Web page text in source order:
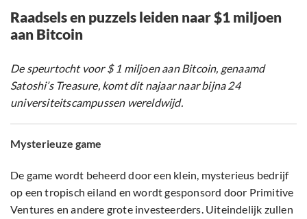
Raadsels en puzzels leiden naar $1 miljoen
aan Bitcoin
De speurtocht voor $ 1 miljoen aan Bitcoin, genaamd
Satoshi’s Treasure, komt dit najaar naar bijna 24
universiteitscampussen wereldwijd.
Mysterieuze game
De game wordt beheerd door een klein, mysterieus bedrijf
op een tropisch eiland en wordt gesponsord door Primitive
Ventures en andere grote investeerders. Uiteindelijk zullen